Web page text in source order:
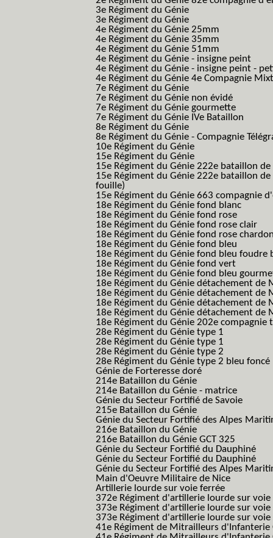
3e Régiment du Génie
3e Régiment du Génie
4e Régiment du Génie 25mm
4e Régiment du Génie 35mm
4e Régiment du Génie 51mm
4e Régiment du Génie - insigne peint
4e Régiment du Génie - insigne peint -
4e Régiment du Génie 4e Compagnie
7e Régiment du Génie
7e Régiment du Génie non évidé
7e Régiment du Génie gourmette
7e Régiment du Génie IVe Bataillon
8e Régiment du Génie
8e Régiment du Génie - Compagnie
10e Régiment du Génie
15e Régiment du Génie
15e Régiment du Génie 222e bataillon
15e Régiment du Génie 222e bataillon
fouille)
15e Régiment du Génie 663 compagnie
18e Régiment du Génie fond blanc
18e Régiment du Génie fond rose
18e Régiment du Génie fond rose clair
18e Régiment du Génie fond rose
18e Régiment du Génie fond bleu
18e Régiment du Génie fond bleu foudre
18e Régiment du Génie fond vert
18e Régiment du Génie fond bleu
18e Régiment du Génie détachement de
18e Régiment du Génie détachement de
18e Régiment du Génie détachement de
18e Régiment du Génie détachement de
18e Régiment du Génie 202e compagnie
28e Régiment du Génie type 1
28e Régiment du Génie type 1
28e Régiment du Génie type 2
28e Régiment du Génie type 2 bleu foncé
Génie de Forteresse doré
214e Bataillon du Génie
214e Bataillon du Génie - matrice
Génie du Secteur Fortifié de Savoie
215e Bataillon du Génie
Génie du Secteur Fortifié des Alpes
216e Bataillon du Génie
216e Bataillon du Génie GCT 325
Génie du Secteur Fortifié du Dauphiné
Génie du Secteur Fortifié du Dauphiné
Génie du Secteur Fortifié des Alpes
Main d'Oeuvre Militaire de Nice
Artillerie lourde sur voie ferrée
372e Régiment d'artillerie lourde sur voie
373e Régiment d'artillerie lourde sur voie
373e Régiment d'artillerie lourde sur
41e Régiment de Mitrailleurs d'Infanterie